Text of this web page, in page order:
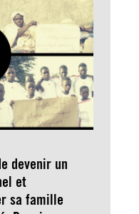
devenir un
et
sa famille